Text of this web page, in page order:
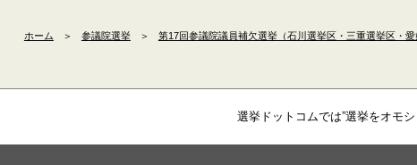
ホーム ＞ 参議院選挙 ＞ 第17回参議院議員補欠選挙（石川選挙区・三重選挙区・愛
選挙ドットコムでは”選挙をオモ